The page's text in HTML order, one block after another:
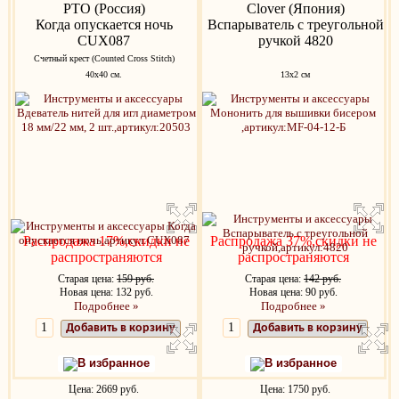
Распродажа 17%,скидки не
распространяются
Старая цена: 159 руб.
Новая цена: 132 руб.
Подробнее »
Добавить в корзину
В избранное
Распродажа 37%,скидки не
распространяются
Старая цена: 142 руб.
Новая цена: 90 руб.
Подробнее »
Добавить в корзину
В избранное
РТО (Россия)
Когда опускается ночь
CUX087
Счетный крест (Counted Cross Stitch)
40х40 см.
Цена: 2669 руб.
Clover (Япония)
Вспарыватель с треугольной
ручкой 4820
13x2 см
Цена: 1750 руб.